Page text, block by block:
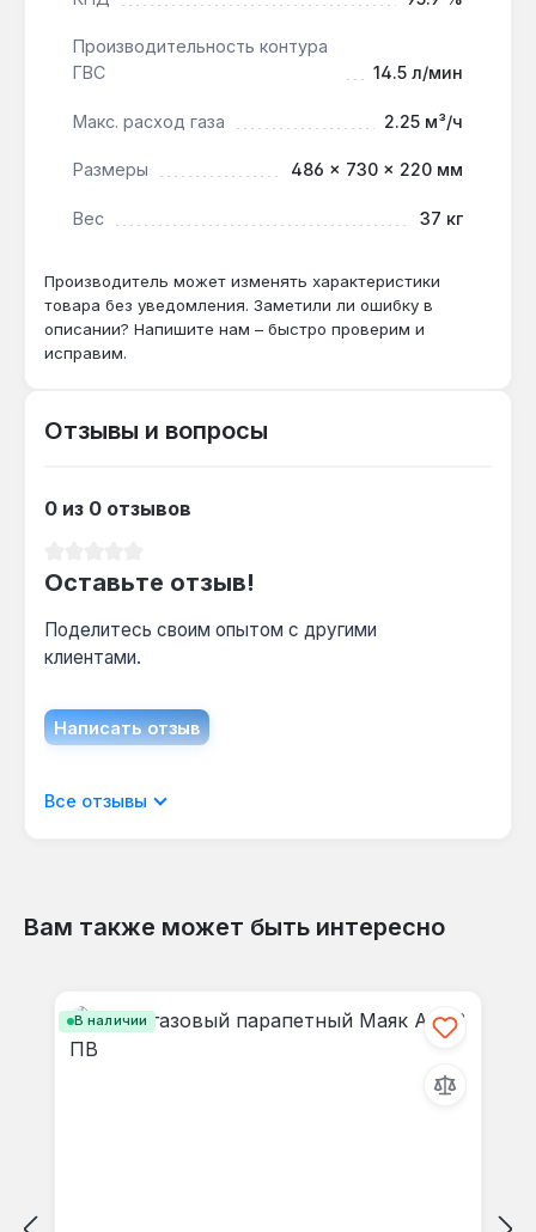
через смесительный узел при температуре
35-45 °C, а КПД 95.9% минимизирует расход
газа.
теплообменник?
При жёсткости воды до 7 °dH — раз в 2 года,
12-13 л/мин.
Чем отличается от модели без
КПД 95.9% против 90-93% у обычных
CO₂.
Производительность контура
ГВС
14.5 л/мин
Макс. расход газа 2.25 м³/ч
Размеры 486 × 730 × 220 мм
Вес 37 кг
Производитель может изменять характеристики
товара без уведомления. Заметили ли ошибку в
описании? Напишите нам – быстро проверим и
исправим.
Отзывы и вопросы
0 из 0 отзывов
Оставьте отзыв!
Поделитесь своим опытом с другими
клиентами.
Написать отзыв
Отображать отзывы только на текущем
Все отзывы
Вам также может быть интересно
В наличии